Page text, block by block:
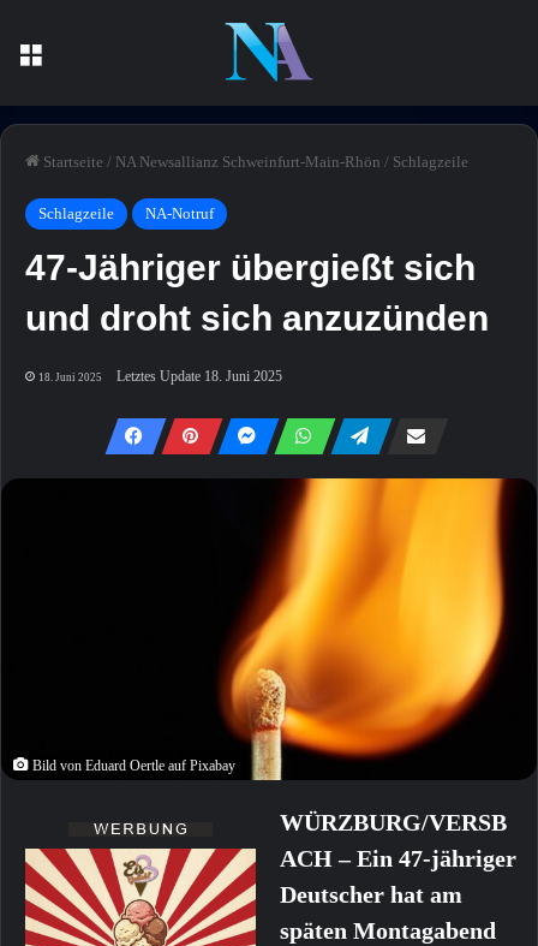
Startseite / NA Newsallianz Schweinfurt-Main-Rhön / Schlagzeile
Schlagzeile NA-Notruf
47-Jähriger übergießt sich
und droht sich anzuzünden
18. Juni 2025 Letztes Update 18. Juni 2025
Bild von Eduard Oertle auf Pixabay
WÜRZBURG/VERSB
ACH – Ein 47-jähriger
Deutscher hat am
späten Montagabend